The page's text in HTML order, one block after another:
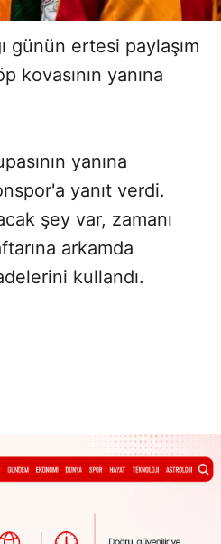
günün ertesi paylaşım
yanına
yanına
yanıt verdi.
şey var, zamanı
arkamda
kullandı.